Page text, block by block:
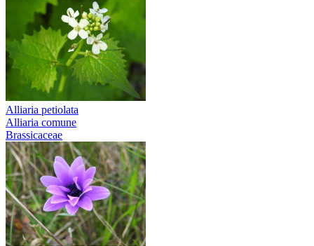
Alliaria petiolata
Alliaria comune
Brassicaceae